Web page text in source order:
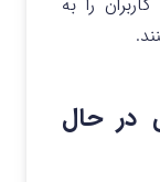
در حال